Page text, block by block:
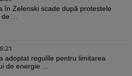
în Zelenski scade după protestele
...
adoptat regulile pentru limitarea
de energie ...